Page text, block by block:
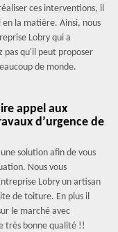
ces interventions, il
la matière. Ainsi, nous
Lobry qui a
pas qu'il peut proposer
de monde.
appel aux
d’urgence de
solution afin de vous
Nous vous
Lobry un artisan
de toiture. En plus il
le marché avec
très bonne qualité !!